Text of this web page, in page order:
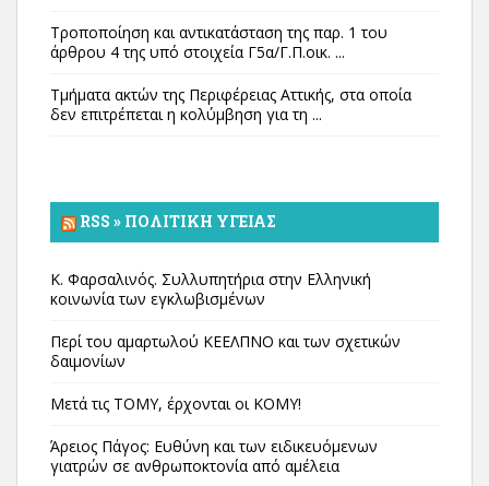
Τροποποίηση και αντικατάσταση της παρ. 1 του
άρθρου 4 της υπό στοιχεία Γ5α/Γ.Π.οικ. ...
Τμήματα ακτών της Περιφέρειας Αττικής, στα οποία
δεν επιτρέπεται η κολύμβηση για τη ...
RSS » ΠΟΛΙΤΙΚΉ ΥΓΕΊΑΣ
Κ. Φαρσαλινός. Συλλυπητήρια στην Ελληνική
κοινωνία των εγκλωβισμένων
Περί του αμαρτωλού ΚΕΕΛΠΝΟ και των σχετικών
δαιμονίων
Μετά τις ΤΟΜΥ, έρχονται οι ΚΟΜΥ!
Άρειος Πάγος: Ευθύνη και των ειδικευόμενων
γιατρών σε ανθρωποκτονία από αμέλεια